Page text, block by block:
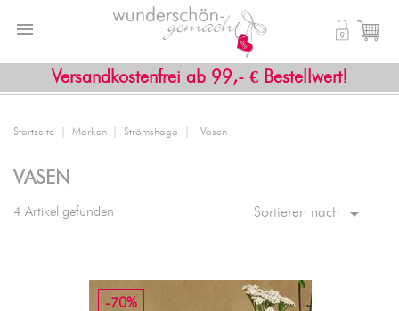
Versandkostenfrei ab 99,- € Bestellwert!
 shopping_cart

Startseite Marken Strömshaga Vasen
VASEN
4 Artikel gefunden Sortieren nach 
-70%